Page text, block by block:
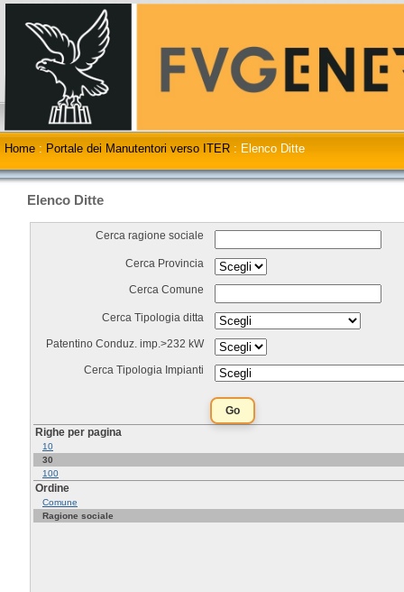
Home : Portale dei Manutentori verso ITER : Elenco Ditte
Elenco Ditte
Cerca ragione sociale
Cerca Provincia
Cerca Comune
Cerca Tipologia ditta
Patentino Conduz. imp.>232 kW
Cerca Tipologia Impianti
Righe per pagina
10
30
100
Ordine
Comune
Ragione sociale